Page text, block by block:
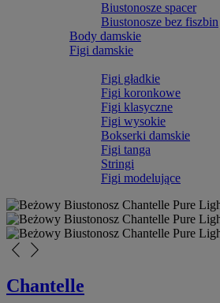
Biustonosze spacer
Biustonosze bez fiszbin
Body damskie
Figi damskie
Figi gładkie
Figi koronkowe
Figi klasyczne
Figi wysokie
Bokserki damskie
Figi tanga
Stringi
Figi modelujące
arrow_back_ios_new arrow_forward_ios
Chantelle